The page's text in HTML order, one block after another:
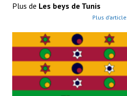
Plus de Les beys de Tunis
Plus